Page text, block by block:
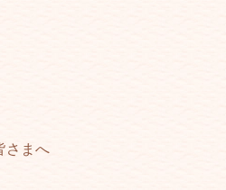
さまへ